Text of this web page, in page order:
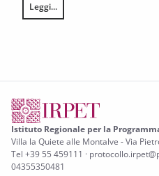
Leggi...
A minimum income in Italy
Istituto Regionale per la
Villa la Quiete alle Montalve - Via
Tel +39 55 459111 ·
04355350481